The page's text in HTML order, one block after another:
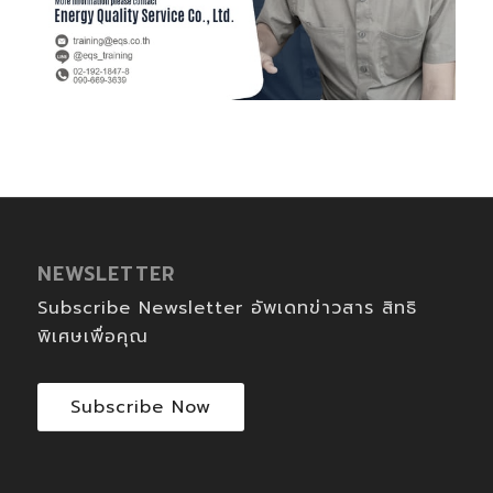
NEWSLETTER
Subscribe Newsletter อัพเดทข่าวสาร สิทธิ
พิเศษเพื่อคุณ
Subscribe Now